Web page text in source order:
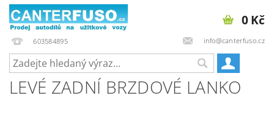
603584895 info@canterfuso.cz
0 Kč
LEVÉ ZADNÍ BRZDOVÉ LANKO